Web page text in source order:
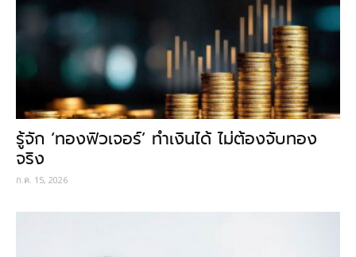
รู้จัก ‘ทองฟิวเจอร์’ ทำเงินได้ ไม่ต้องจับทอง
จริง
ก.ค. 15, 2026